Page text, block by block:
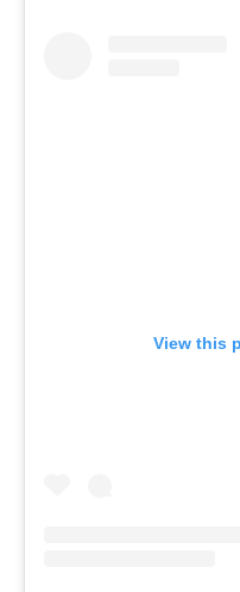
View this